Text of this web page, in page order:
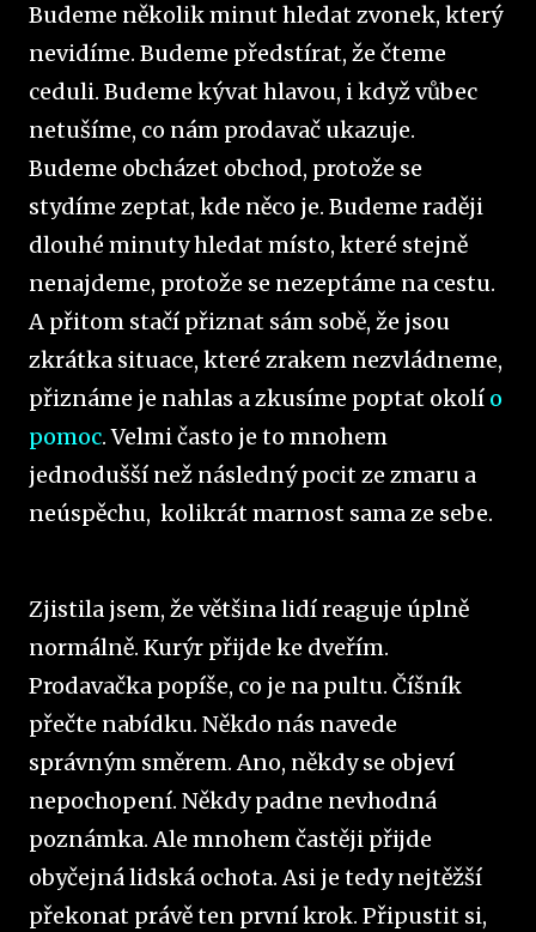
Budeme několik minut hledat zvonek, který
nevidíme. Budeme předstírat, že čteme
ceduli. Budeme kývat hlavou, i když vůbec
netušíme, co nám prodavač ukazuje.
Budeme obcházet obchod, protože se
stydíme zeptat, kde něco je. Budeme raději
dlouhé minuty hledat místo, které stejně
nenajdeme, protože se nezeptáme na cestu.
A přitom stačí přiznat sám sobě, že jsou
zkrátka situace, které zrakem nezvládneme,
přiznáme je nahlas a zkusíme poptat okolí o
pomoc. Velmi často je to mnohem
jednodušší než následný pocit ze zmaru a
neúspěchu, kolikrát marnost sama ze sebe.
Zjistila jsem, že většina lidí reaguje úplně
normálně. Kurýr přijde ke dveřím.
Prodavačka popíše, co je na pultu. Číšník
přečte nabídku. Někdo nás navede
správným směrem. Ano, někdy se objeví
nepochopení. Někdy padne nevhodná
poznámka. Ale mnohem častěji přijde
obyčejná lidská ochota. Asi je tedy nejtěžší
překonat právě ten první krok. Připustit si,